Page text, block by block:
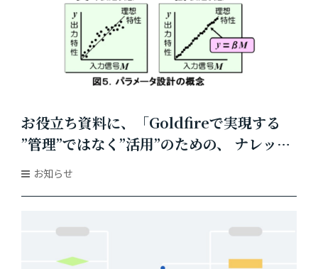
お役立ち資料に、「Goldfireで実現する
”管理”ではなく”活⽤”のための、 ナレッジ
マネジメント・ナレッジ共有」を追加しま
した
お知らせ